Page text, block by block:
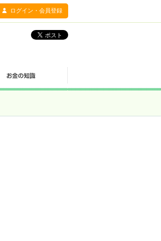
ログイン・会員登録